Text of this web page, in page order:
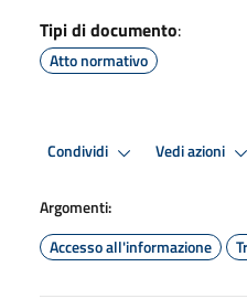
Tipi di documento:
Atto normativo
Condividi Vedi azioni
Argomenti:
Accesso all'informazione